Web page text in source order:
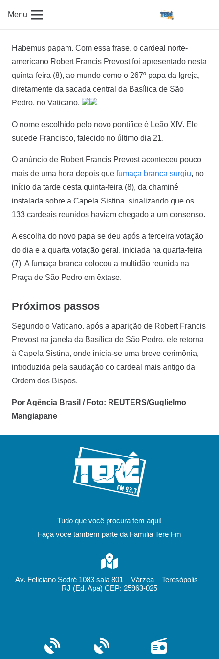
Menu
Habemus papam. Com essa frase, o cardeal norte-
americano Robert Francis Prevost foi apresentado nesta
quinta-feira (8), ao mundo como o 267º papa da Igreja,
diretamente da sacada central da Basílica de São
Pedro, no Vaticano.
O nome escolhido pelo novo pontífice é Leão XIV. Ele
sucede Francisco, falecido no último dia 21.
O anúncio de Robert Francis Prevost aconteceu pouco
mais de uma hora depois que fumaça branca surgiu, no
início da tarde desta quinta-feira (8), da chaminé
instalada sobre a Capela Sistina, sinalizando que os
133 cardeais reunidos haviam chegado a um consenso.
A escolha do novo papa se deu após a terceira votação
do dia e a quarta votação geral, iniciada na quarta-feira
(7). A fumaça branca colocou a multidão reunida na
Praça de São Pedro em êxtase.
Próximos passos
Segundo o Vaticano, após a aparição de Robert Francis
Prevost na janela da Basílica de São Pedro, ele retorna
à Capela Sistina, onde inicia-se uma breve cerimônia,
introduzida pela saudação do cardeal mais antigo da
Ordem dos Bispos.
Por Agência Brasil / Foto: REUTERS/Guglielmo
Mangiapane
Tudo que você procura tem aqui!
Faça você também parte da Família Terê Fm
Av. Feliciano Sodré 1083 sala 801 – Várzea – Teresópolis –
RJ (Ed. Apa) CEP: 25963-025